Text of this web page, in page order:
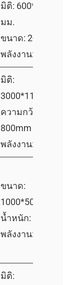
มิติ: 600*500*900
มม.
ขนาด: 2-9 มม.
พลังงาน: 1.5kW
มิติ:
ความกว้างสายพาน:
800mm
พลังงาน: 60 kW
ขนาด:
1000*500*700mm
น้ำหนัก: 200kg
พลังงาน: 1.5 kW
มิติ: